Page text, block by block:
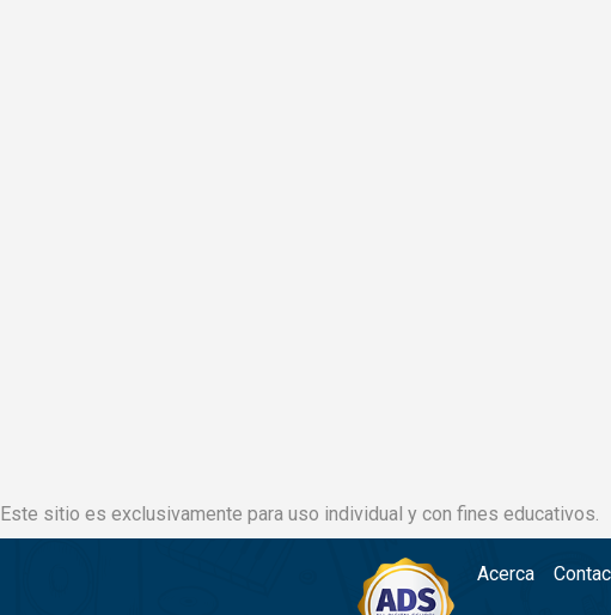
Este sitio es exclusivamente para uso individual y con fines educativos.
Acerca